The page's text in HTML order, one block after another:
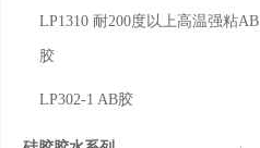
LP1310 耐200度以上高温强粘AB
胶
LP302-1 AB胶